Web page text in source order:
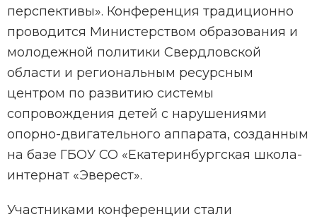
перспективы». Конференция традиционно
проводится Министерством образования и
молодежной политики Свердловской
области и региональным ресурсным
центром по развитию системы
сопровождения детей с нарушениями
опорно-двигательного аппарата, созданным
на базе ГБОУ СО «Екатеринбургская школа-
интернат «Эверест».
Участниками конференции стали